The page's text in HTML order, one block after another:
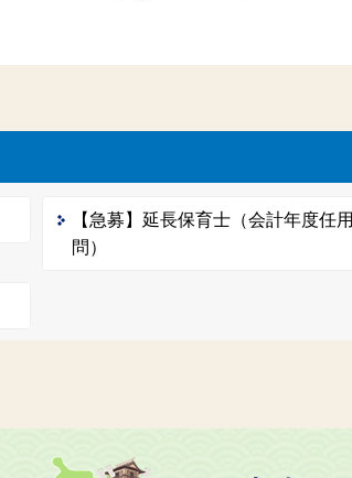
【急募】延長保育士（会計年度任
問）